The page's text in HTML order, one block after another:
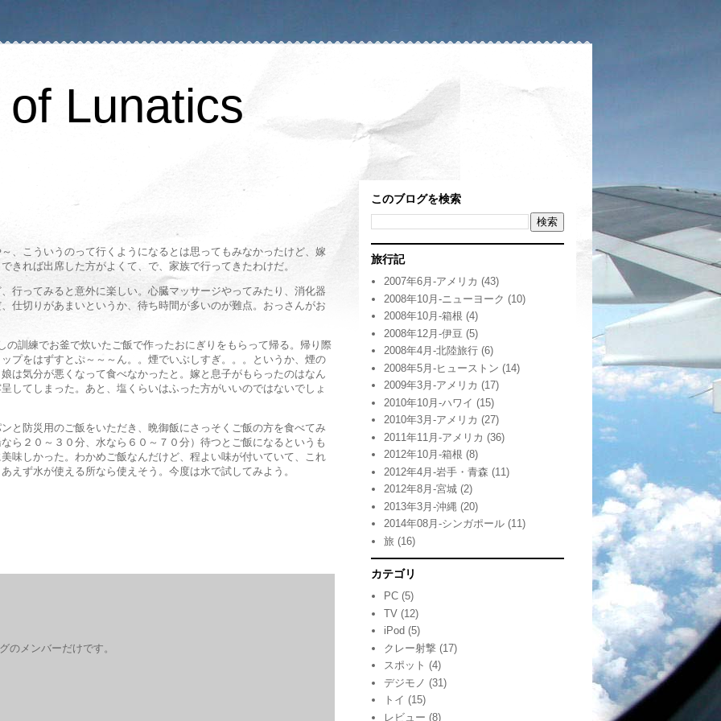
Lunatics
、こういうのって行くようになるとは思ってもみなかったけど、嫁
きれば出席した方がよくて、で、家族で行ってきたわけだ。
行ってみると意外に楽しい。心臓マッサージやってみたり、消化器
仕切りがあまいというか、待ち時間が多いのが難点。おっさんがお
の訓練でお釜で炊いたご飯で作ったおにぎりをもらって帰る。帰り際
プをはずすとぷ～～～ん。。煙でいぶしすぎ。。。というか、煙の
は気分が悪くなって食べなかったと。嫁と息子がもらったのはなん
してしまった。あと、塩くらいはふった方がいいのではないでしょ
と防災用のご飯をいただき、晩御飯にさっそくご飯の方を食べてみ
ら２０～３０分、水なら６０～７０分）待つとご飯になるというも
味しかった。わかめご飯なんだけど、程よい味が付いていて、これ
えず水が使える所なら使えそう。今度は水で試してみよう。
のメンバーだけです。
このブログを検索
旅行記
2007年6月-アメリカ (43)
2008年10月-ニューヨーク (10)
2008年10月-箱根 (4)
2008年12月-伊豆 (5)
2008年4月-北陸旅行 (6)
2008年5月-ヒューストン (14)
2009年3月-アメリカ (17)
2010年10月-ハワイ (15)
2010年3月-アメリカ (27)
2011年11月-アメリカ (36)
2012年10月-箱根 (8)
2012年4月-岩手・青森 (11)
2012年8月-宮城 (2)
2013年3月-沖縄 (20)
2014年08月-シンガポール (11)
旅 (16)
カテゴリ
PC (5)
TV (12)
iPod (5)
クレー射撃 (17)
スポット (4)
デジモノ (31)
トイ (15)
レビュー (8)